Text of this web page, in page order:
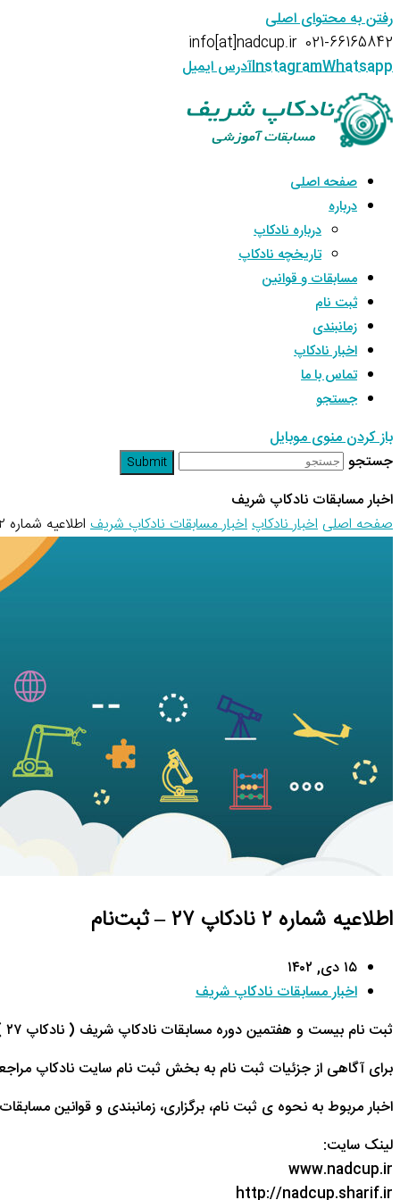
رفتن به محتوای اصلی
021-66165842
info[at]nadcup.ir
InstagramWhatsapp آدرس ایمیل
صفحه اصلی
درباره
درباره نادکاپ
تاریخچه نادکاپ
مسابقات و قوانین
ثبت نام
زمانبندی
اخبار نادکاپ
تماس با ما
جستجو
باز کردن منوی موبایل
جستجو
Submit
اخبار مسابقات نادکاپ شریف
صفحه اصلی اخبار نادکاپاخبار مسابقات نادکاپ شریف اطلاعیه شماره ۲ نادکاپ ۲۷ – ثبت‌نام
اطلاعیه شماره ۲ نادکاپ ۲۷ – ثبت‌نام
۱۵ دی, ۱۴۰۲
اخبار مسابقات نادکاپ شریف
ثبت نام بیست و هفتمین دوره مسابقات نادکاپ شریف ( نادکاپ ۲۷ ) از ۱۵ دی ماه آغاز شده است و تا تاریخ ۱۵ یهمن ماه ادامه دارد. همچنین ثبت نام با تاخیر از تاریخ ۱۶ لغایت ۲۲ بهمن ماه انجام خواهد شد.
برای آگاهی از جزئیات ثبت نام به بخش ثبت نام سایت نادکاپ
اخبار مربوط به نحوه ی ثبت نام، برگزاری، زمانبندی و قوانین
لینک سایت:
www.nadcup.ir
http://nadcup.sharif.ir